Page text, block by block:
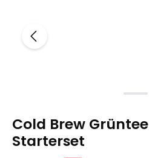
Cold Brew Grüntee
Starterset